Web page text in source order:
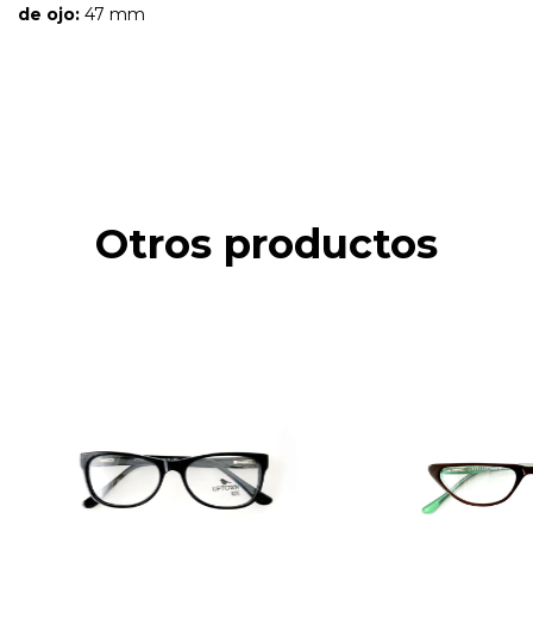
de ojo: 47 mm
Otros productos